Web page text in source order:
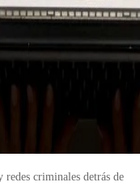
redes criminales detrás de